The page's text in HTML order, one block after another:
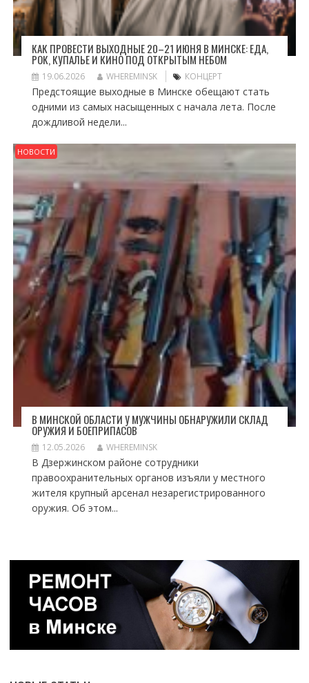
КАК ПРОВЕСТИ ВЫХОДНЫЕ 20–21 ИЮНЯ В МИНСКЕ: ЕДА,
РОК, КУПАЛЬЕ И КИНО ПОД ОТКРЫТЫМ НЕБОМ
19.06.2026 WHEREMINSK КОНЦЕРТ
Предстоящие выходные в Минске обещают стать
одними из самых насыщенных с начала лета. После
дождливой недели...
НОВОСТИ
В МИНСКОЙ ОБЛАСТИ У МУЖЧИНЫ ОБНАРУЖИЛИ СКЛАД
ОРУЖИЯ И БОЕПРИПАСОВ
12.05.2026 WHEREMINSK
В Дзержинском районе сотрудники
правоохранительных органов изъяли у местного
жителя крупный арсенал незарегистрированного
оружия. Об этом...